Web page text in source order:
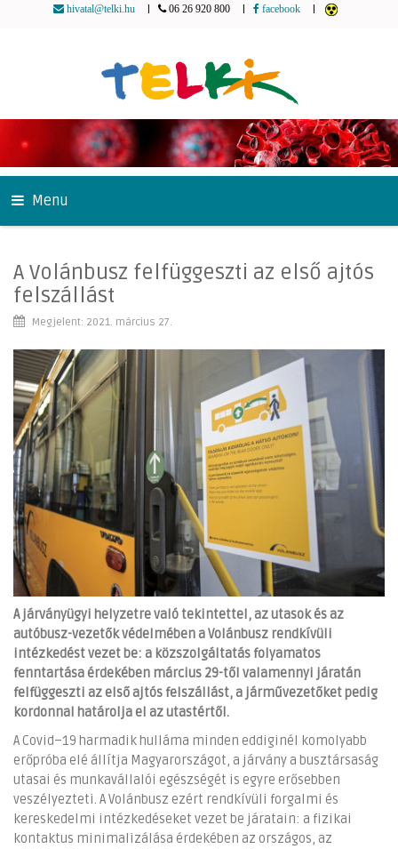
hivatal@telki.hu 06 26 920 800 facebook
Menu
A Volánbusz felfüggeszti az első ajtós
felszállást
Megjelent: 2021. március 27.
A járványügyi helyzetre való tekintettel, az utasok és az
autóbusz-vezetők védelmében a Volánbusz rendkívüli
intézkedést vezet be: a közszolgáltatás folyamatos
fenntartása érdekében március 29-től valamennyi járatán
felfüggeszti az első ajtós felszállást, a járművezetőket pedig
kordonnal határolja el az utastértől.
A Covid–19 harmadik hulláma minden eddiginél komolyabb
erőpróba elé állítja Magyarországot, a járvány a busztársaság
utasai és munkavállalói egészségét is egyre erősebben
veszélyezteti. A Volánbusz ezért rendkívüli forgalmi és
kereskedelmi intézkedéseket vezet be járatain: a fizikai
kontaktus minimalizálása érdekében az országos, az